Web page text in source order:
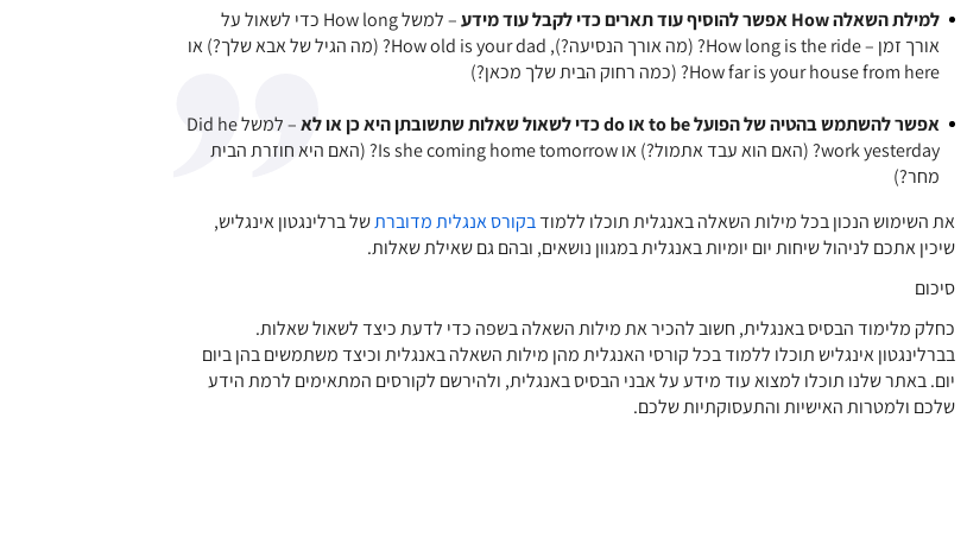
למילת השאלהHowאפשר להוסיף עוד תארים כדי לקבל עוד מידע
– למשל How long כדי לשאול על
אורך זמן – How long is the ride? (מה אורך הנסיעה?), How old is your dad? (מה הגיל של אבא שלך?) או
How far is your house from here? (כמה רחוק הבית שלך מכאן?)
אפשר להשתמש בהטיה של הפועלto beאוdoכדי לשאול שאלות שתשובתן היא כן או לא
– למשל Did he
work yesterday? (האם הוא עבד אתמול?) או Is she coming home tomorrow? (האם היא חוזרת הבית
מחר?)
את השימוש הנכון בכל מילות השאלה באנגלית תוכלו ללמודבקורס אנגלית מדוברתשל ברלינגטון אינגליש,
שיכין אתכם לניהול שיחות יום יומיות באנגלית במגוון נושאים, ובהם גם שאילת שאלות.
סיכום
כחלק מלימוד הבסיס באנגלית, חשוב להכיר את מילות השאלה בשפה כדי לדעת כיצד לשאול שאלות.
בברלינגטון אינגליש תוכלו ללמוד בכל קורסי האנגלית מהן מילות השאלה באנגלית וכיצד משתמשים בהן ביום
יום. באתר שלנו תוכלו למצוא עוד מידע על אבני הבסיס באנגלית, ולהירשם לקורסים המתאימים לרמת הידע
שלכם ולמטרות האישיות והתעסוקתיות שלכם.